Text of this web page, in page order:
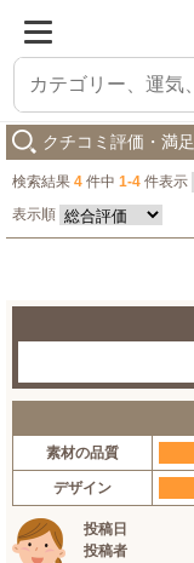
パスクル ヘマタイト・
クチコミ評価・満
検索結果 4 件中 1-4 件表示
表示順
素材の品質
デザイン
投稿日
投稿者